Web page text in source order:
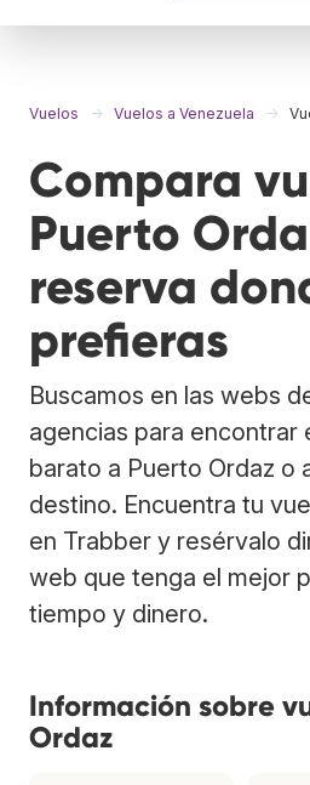
Vuelos Vuelos a Venezuela
Compara
Puerto
reserva
prefieras
Buscamos en las webs
agencias para encontrar
barato a Puerto Ordaz o
destino. Encuentra tu
en Trabber y resérvalo
web que tenga el mejor
tiempo y dinero.
Información sobre
Ordaz